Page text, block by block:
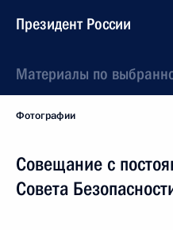
Президент России
Материалы по
Фотографии
Совещание с
Совета